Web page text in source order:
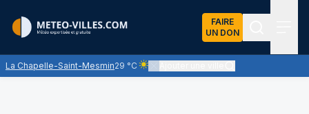
FAIRE
UN DON
La Chapelle-Saint-Mesmin29 °C
Ciel clair - quasiment pas de nuages et